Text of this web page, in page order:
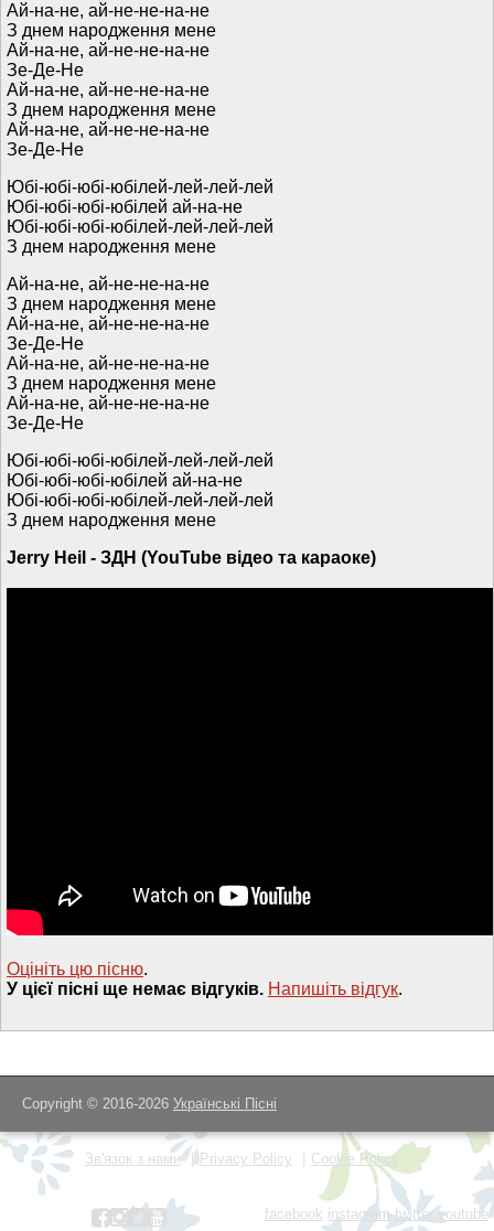
Ай-на-не, ай-не-не-на-не
З днем народження мене
Ай-на-не, ай-не-не-на-не
Зе-Де-Не
Ай-на-не, ай-не-не-на-не
З днем народження мене
Ай-на-не, ай-не-не-на-не
Зе-Де-Не
Юбі-юбі-юбі-юбілей-лей-лей-лей
Юбі-юбі-юбі-юбілей ай-на-не
Юбі-юбі-юбі-юбілей-лей-лей-лей
З днем народження мене
Ай-на-не, ай-не-не-на-не
З днем народження мене
Ай-на-не, ай-не-не-на-не
Зе-Де-Не
Ай-на-не, ай-не-не-на-не
З днем народження мене
Ай-на-не, ай-не-не-на-не
Зе-Де-Не
Юбі-юбі-юбі-юбілей-лей-лей-лей
Юбі-юбі-юбі-юбілей ай-на-не
Юбі-юбі-юбі-юбілей-лей-лей-лей
З днем народження мене
Jerry Heil - ЗДН (YouTube відео та караоке)
Оцініть цю пісню.
У цієї пісні ще немає відгуків. Напишiть вiдгук.
Copyright © 2016-2026 Українські Пісні
Зв'язок з нами Privacy Policy Cookie Policy
facebook instagram twitter youtube